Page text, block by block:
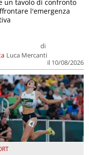
di
Luca Mercanti
il 10/08/2026
un tavolo di confronto
l'emergenza